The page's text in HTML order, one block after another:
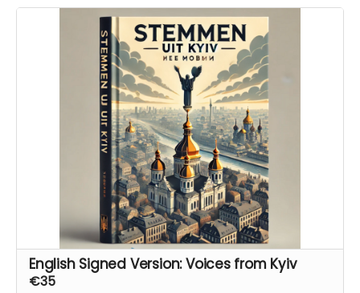
English Signed Version: Voices from Kyiv
€35